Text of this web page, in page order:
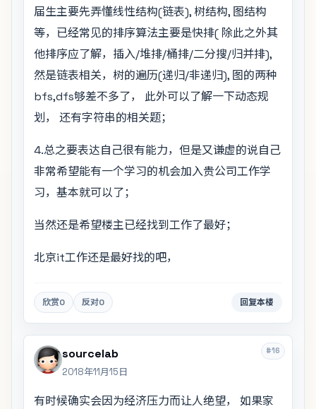
届生主要先弄懂线性结构(链表), 树结构, 图结构
等，已经常见的排序算法主要是快排( 除此之外其
他排序应了解，插入/堆排/桶排/二分搜/归并排),
然是链表相关，树的遍历(递归/非递归), 图的两种
bfs,dfs够差不多了， 此外可以了解一下动态规
划， 还有字符串的相关题；
4.总之要表达自己很有能力，但是又谦虚的说自己
非常希望能有一个学习的机会加入贵公司工作学
习，基本就可以了；
当然还是希望楼主已经找到工作了最好；
北京it工作还是最好找的吧，
欣赏0 反对0 回复本楼
#16
sourcelab
2018年11月15日
有时候确实会因为经济压力而让人绝望， 如果家